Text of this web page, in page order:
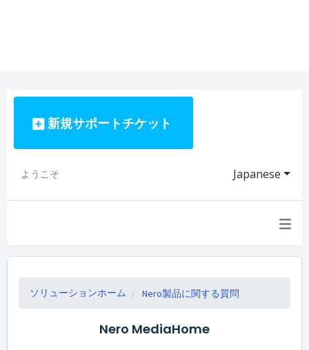
新規サポートチケット
Japanese
ようこそ
ソリューションホーム Nero製品に関する質問
Nero MediaHome